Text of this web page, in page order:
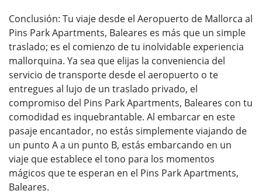
Conclusión: Tu viaje desde el Aeropuerto de Mallorca al
Pins Park Apartments, Baleares es más que un simple
traslado; es el comienzo de tu inolvidable experiencia
mallorquina. Ya sea que elijas la conveniencia del
servicio de transporte desde el aeropuerto o te
entregues al lujo de un traslado privado, el
compromiso del Pins Park Apartments, Baleares con tu
comodidad es inquebrantable. Al embarcar en este
pasaje encantador, no estás simplemente viajando de
un punto A a un punto B, estás embarcando en un
viaje que establece el tono para los momentos
mágicos que te esperan en el Pins Park Apartments,
Baleares.